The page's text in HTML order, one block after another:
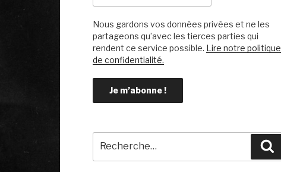
Nous gardons vos données privées et ne les
partageons qu’avec les tierces parties qui
rendent ce service possible. Lire notre politique
de confidentialité.
pour
: